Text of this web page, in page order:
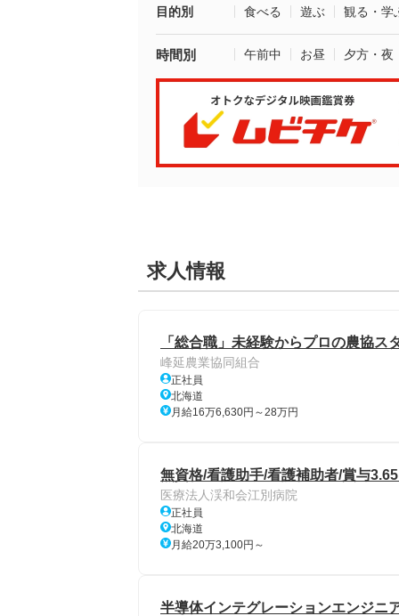
目的別 食べる 遊ぶ 観る・学
時間別 午前中 お昼 夕方・夜
求人情報
「総合職」未経験からプロの農協ス
峰延農業協同組合
正社員
北海道
月給16万6,630円～28万円
無資格/看護助手/看護補助者/賞与
医療法人渓和会江別病院
正社員
北海道
月給20万3,100円～
半導体インテグレーションエンジニ